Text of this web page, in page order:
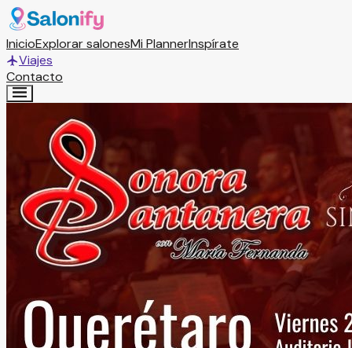
InicioExplorar salonesMi PlannerInspírate
Viajes
Contacto